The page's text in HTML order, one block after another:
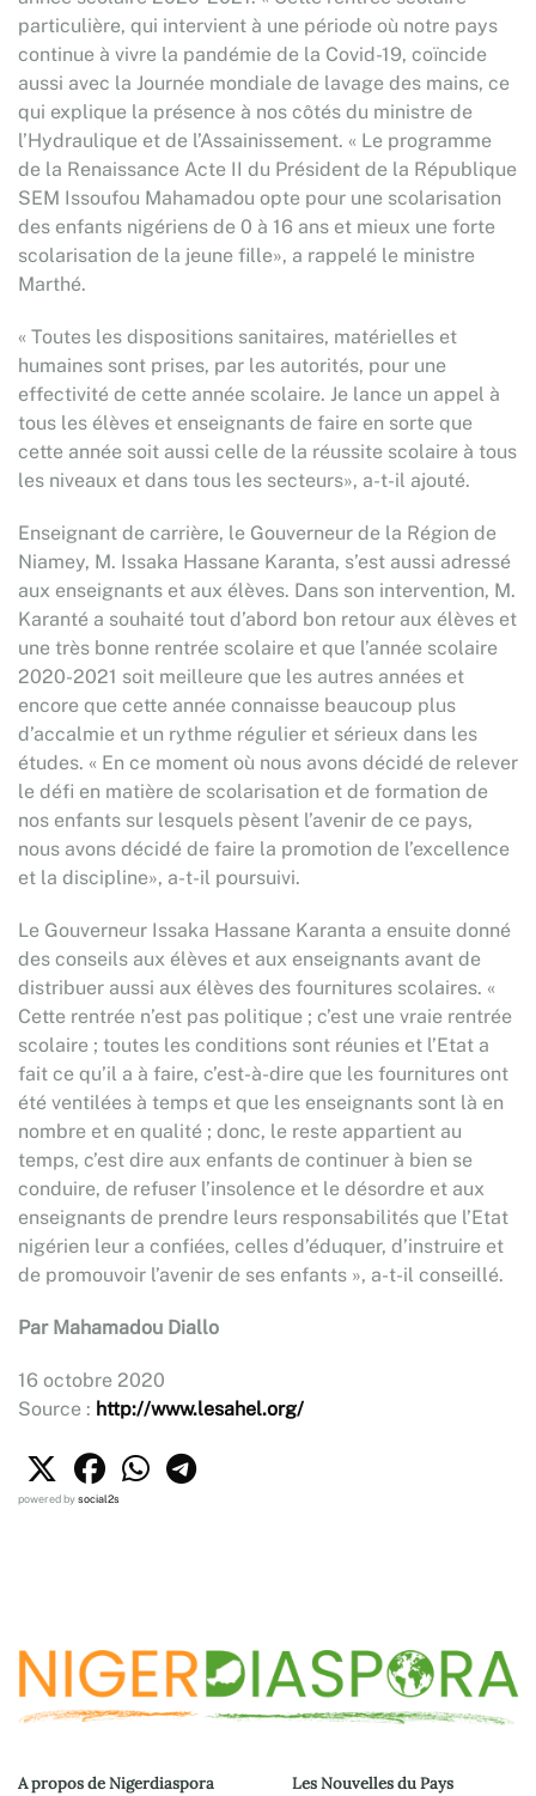
particulière, qui intervient à une période où notre pays
continue à vivre la pandémie de la Covid-19, coïncide
aussi avec la Journée mondiale de lavage des mains, ce
qui explique la présence à nos côtés du ministre de
l’Hydraulique et de l’Assainissement. « Le programme
de la Renaissance Acte II du Président de la République
SEM Issoufou Mahamadou opte pour une scolarisation
des enfants nigériens de 0 à 16 ans et mieux une forte
scolarisation de la jeune fille», a rappelé le ministre
Marthé.
« Toutes les dispositions sanitaires, matérielles et
humaines sont prises, par les autorités, pour une
effectivité de cette année scolaire. Je lance un appel à
tous les élèves et enseignants de faire en sorte que
cette année soit aussi celle de la réussite scolaire à tous
les niveaux et dans tous les secteurs», a-t-il ajouté.
Enseignant de carrière, le Gouverneur de la Région de
Niamey, M. Issaka Hassane Karanta, s’est aussi adressé
aux enseignants et aux élèves. Dans son intervention, M.
Karanté a souhaité tout d’abord bon retour aux élèves et
une très bonne rentrée scolaire et que l’année scolaire
2020-2021 soit meilleure que les autres années et
encore que cette année connaisse beaucoup plus
d’accalmie et un rythme régulier et sérieux dans les
études. « En ce moment où nous avons décidé de relever
le défi en matière de scolarisation et de formation de
nos enfants sur lesquels pèsent l’avenir de ce pays,
nous avons décidé de faire la promotion de l’excellence
et la discipline», a-t-il poursuivi.
Le Gouverneur Issaka Hassane Karanta a ensuite donné
des conseils aux élèves et aux enseignants avant de
distribuer aussi aux élèves des fournitures scolaires. «
Cette rentrée n’est pas politique ; c’est une vraie rentrée
scolaire ; toutes les conditions sont réunies et l’Etat a
fait ce qu’il a à faire, c’est-à-dire que les fournitures ont
été ventilées à temps et que les enseignants sont là en
nombre et en qualité ; donc, le reste appartient au
temps, c’est dire aux enfants de continuer à bien se
conduire, de refuser l’insolence et le désordre et aux
enseignants de prendre leurs responsabilités que l’Etat
nigérien leur a confiées, celles d’éduquer, d’instruire et
de promouvoir l’avenir de ses enfants », a-t-il conseillé.
Par Mahamadou Diallo
16 octobre 2020
Source : http://www.lesahel.org/
powered bysocial2s
A propos de Nigerdiaspora Les Nouvelles du Pays